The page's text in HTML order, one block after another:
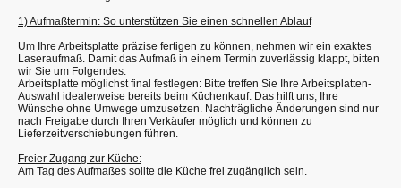
1) Aufmaßtermin: So unterstützen Sie einen schnellen Ablauf
Um Ihre Arbeitsplatte präzise fertigen zu können, nehmen wir ein exaktes
Laseraufmaß. Damit das Aufmaß in einem Termin zuverlässig klappt, bitten
wir Sie um Folgendes:
Arbeitsplatte möglichst final festlegen: Bitte treffen Sie Ihre Arbeitsplatten-
Auswahl idealerweise bereits beim Küchenkauf. Das hilft uns, Ihre
Wünsche ohne Umwege umzusetzen. Nachträgliche Änderungen sind nur
nach Freigabe durch Ihren Verkäufer möglich und können zu
Lieferzeitverschiebungen führen.
Freier Zugang zur Küche:
Am Tag des Aufmaßes sollte die Küche frei zugänglich sein.